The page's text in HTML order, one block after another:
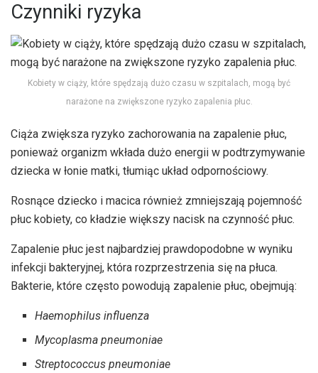
Czynniki ryzyka
Kobiety w ciąży, które spędzają dużo czasu w szpitalach, mogą być
narażone na zwiększone ryzyko zapalenia płuc.
Ciąża zwiększa ryzyko zachorowania na zapalenie płuc,
ponieważ organizm wkłada dużo energii w podtrzymywanie
dziecka w łonie matki, tłumiąc układ odpornościowy.
Rosnące dziecko i macica również zmniejszają pojemność
płuc kobiety, co kładzie większy nacisk na czynność płuc.
Zapalenie płuc jest najbardziej prawdopodobne w wyniku
infekcji bakteryjnej, która rozprzestrzenia się na płuca.
Bakterie, które często powodują zapalenie płuc, obejmują:
Haemophilus influenza
Mycoplasma pneumoniae
Streptococcus pneumoniae